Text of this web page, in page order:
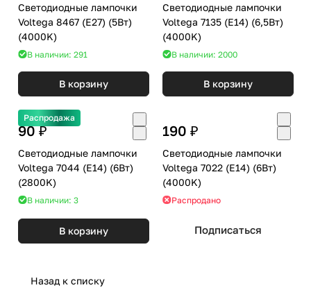
Светодиодные лампочки
Voltega 8467 (E27) (5Вт)
(4000K)
В наличии: 291
В корзину
Светодиодные лампочки
Voltega 7135 (E14) (6,5Вт)
(4000K)
В наличии: 2000
В корзину
Распродажа
90 ₽
Светодиодные лампочки
Voltega 7044 (E14) (6Вт)
(2800K)
В наличии: 3
В корзину
190 ₽
Светодиодные лампочки
Voltega 7022 (E14) (6Вт)
(4000K)
Распродано
Подписаться
Назад к списку